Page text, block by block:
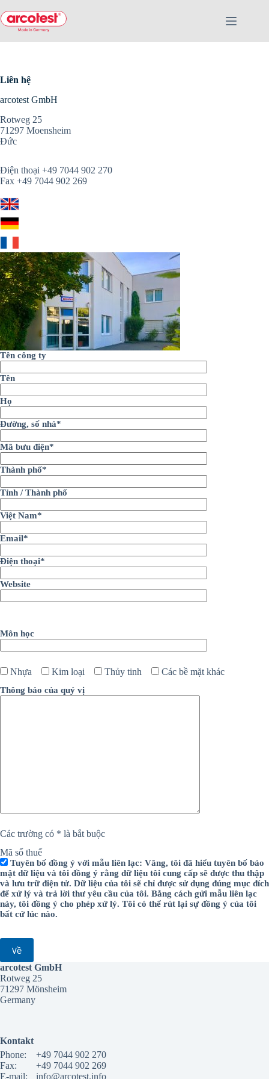
Liên hệ
arcotest GmbH
Rotweg 25
71297 Moensheim
Đức
Điện thoại +49 7044 902 270
Fax +49 7044 902 269
Tên công ty
Tên
Họ
Đường, số nhà*
Mã bưu điện*
Thành phố*
Tỉnh / Thành phố
Việt Nam*
Email*
Điện thoại*
Website
Môn học
Nhựa Kim loại Thủy tinh Các bề mặt khác
Thông báo của quý vị
Các trường có * là bắt buộc
Mã số thuế
Tuyên bố đồng ý với mẫu liên lạc: Vâng, tôi đã hiểu tuyên bố bảo
mật dữ liệu và tôi đồng ý rằng dữ liệu tôi cung cấp sẽ được thu thập
và lưu trữ điện tử. Dữ liệu của tôi sẽ chỉ được sử dụng đúng mục đích
để xử lý và trả lời thư yêu cầu của tôi. Bằng cách gửi mẫu liên lạc
này, tôi đồng ý cho phép xử lý. Tôi có thể rút lại sự đồng ý của tôi
bất cứ lúc nào.
arcotest GmbH
Rotweg 25
71297 Mönsheim
Germany
Kontakt
Phone:
+49 7044 902 270
Fax:
+49 7044 902 269
E-mail:
info@arcotest.info